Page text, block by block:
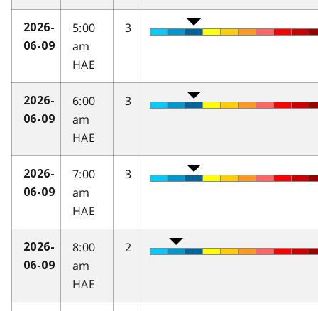
2026-
06-09
5:00
am
HAE
3
2026-
06-09
6:00
am
HAE
3
2026-
06-09
7:00
am
HAE
3
2026-
06-09
8:00
am
HAE
2